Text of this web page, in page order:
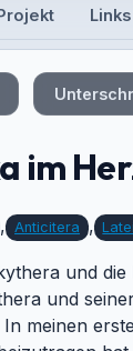
menu
Links
im
, Anticitera ,
und
und
meinen